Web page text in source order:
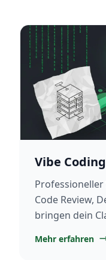
Vibe
Code Review,
bringen dein
Mehr erfahren